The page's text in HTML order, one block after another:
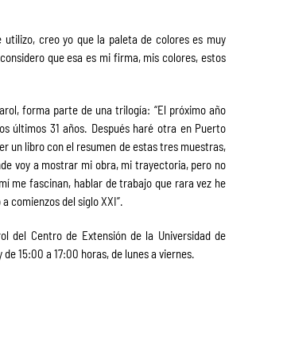
creo yo que la paleta de colores es muy
que esa es mi firma, mis colores, estos
forma parte de una trilogía: “El próximo año
últimos 31 años. Después haré otra en Puerto
un libro con el resumen de estas tres muestras,
voy a mostrar mi obra, mi trayectoria, pero no
me fascinan, hablar de trabajo que rara vez he
comienzos del siglo XXI”.
del Centro de Extensión de la Universidad de
15:00 a 17:00 horas, de lunes a viernes.